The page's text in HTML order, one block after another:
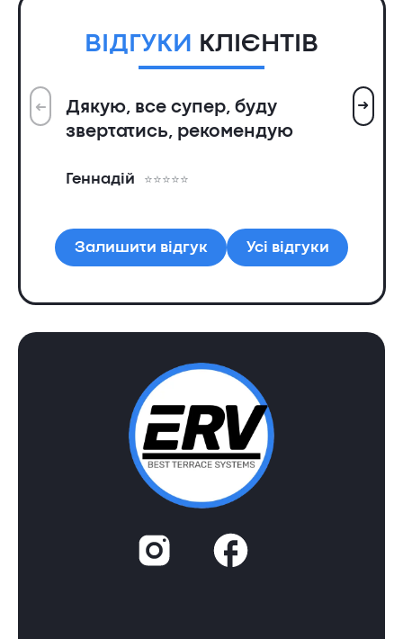
ВІДГУКИ КЛІЄНТІВ
Дякую, все супер, буду
звертатись, рекомендую
Геннадій
➜ ➜
Залишити відгук Усі відгуки